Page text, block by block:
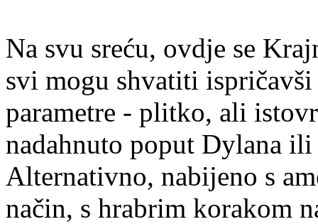
Na svu sreću, ovdje se
svi mogu shvatiti ispričavši
parametre - plitko, ali
nadahnuto poput Dylana
Alternativno, nabijeno s
način, s hrabrim korakom